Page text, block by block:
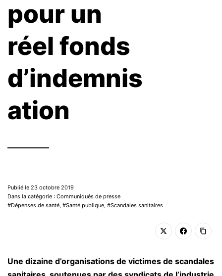
pour un
réel fonds
d’indemnis
ation
Publié le 23 octobre 2019
Dans la catégorie : Communiqués de presse
Dépenses de santé
Santé publique Scandales sanitaires
Une dizaine d’organisations de victimes de scandales